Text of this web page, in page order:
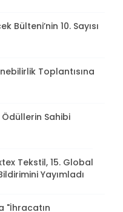
Bülteni’nin 10. Sayısı
Toplantısına
Sahibi
Tekstil, 15. Global
Yayımladı
"İhracatın